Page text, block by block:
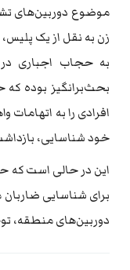
موضوع دوربین‌های
زن به نقل از یک
به حجاب اجباری
بحث‌برانگیز بوده که
افرادی را به
خود شناسایی،
این در حالی است که
برای شناسایی
دوربین‌های منطقه،